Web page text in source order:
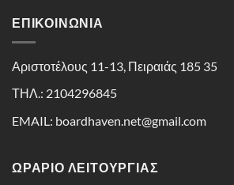
ΕΠΙΚΟΙΝΩΝΊΑ
Αριστοτέλους 11-13, Πειραιάς 185 35
ΤΗΛ.: 2104296845
EMAIL: boardhaven.net@gmail.com
ΩΡΑΡΙΟ ΛΕΙΤΟΥΡΓΙΑΣ